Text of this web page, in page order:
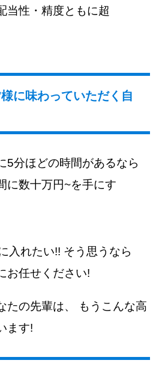
当性・精度ともに超
に味わっていただく自
5分ほどの時間があるなら
に数十万円~を手にす
入れたい!! そう思うなら
お任せください!
たの先輩は、 もうこんな高
ます!